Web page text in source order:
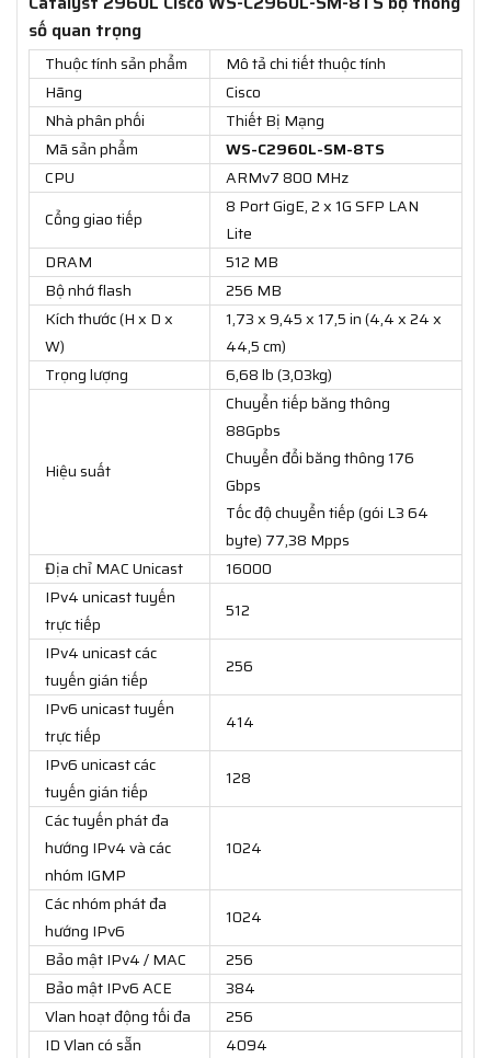
số quan trọng
Thuộc tính sản phẩm
Mô tả chi tiết thuộc tính
Hãng
Cisco
Nhà phân phối
Thiết Bị Mạng
Mã sản phẩm
WS-C2960L-SM-8TS
CPU
ARMv7 800 MHz
Cổng giao tiếp
8 Port GigE, 2 x 1G SFP LAN
Lite
DRAM
512 MB
Bộ nhớ flash
256 MB
Kích thước (H x D x
W)
1,73 x 9,45 x 17,5 in (4,4 x 24 x
44,5 cm)
Trọng lượng
6,68 lb (3,03kg)
Hiệu suất
Chuyển tiếp băng thông
88Gpbs
Chuyển đổi băng thông 176
Gbps
Tốc độ chuyển tiếp (gói L3 64
byte) 77,38 Mpps
Địa chỉ MAC Unicast
16000
IPv4 unicast tuyến
trực tiếp
512
IPv4 unicast các
tuyến gián tiếp
256
IPv6 unicast tuyến
trực tiếp
414
IPv6 unicast các
tuyến gián tiếp
128
Các tuyến phát đa
hướng IPv4 và các
nhóm IGMP
1024
Các nhóm phát đa
hướng IPv6
1024
Bảo mật IPv4 / MAC
256
Bảo mật IPv6 ACE
384
Vlan hoạt động tối đa
256
ID Vlan có sẵn
4094